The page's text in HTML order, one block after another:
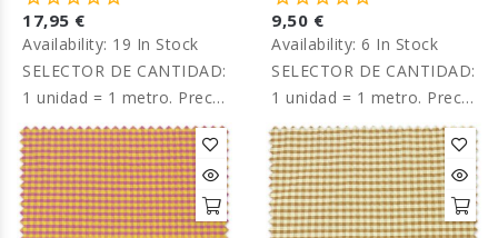
17,95 €
Availability: 19 In Stock
SELECTOR DE CANTIDAD:
1 unidad = 1 metro. Precio
por metro
9,50 €
Availability: 6 In Stock
SELECTOR DE CANTIDAD:
1 unidad = 1 metro. Precio
por metro.